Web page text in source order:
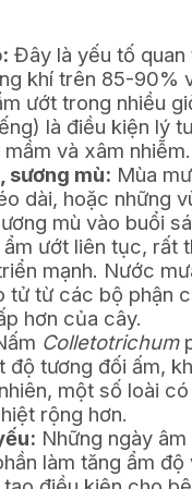
Đây là yếu tố quan
khí trên 85-90%
ướt trong nhiều
là điều kiện lý
và xâm nhiễm.
sương mù: Mùa
dài, hoặc những
mù vào buổi
ướt liên tục, rất
mạnh. Nước
tử từ các bộ phận
hơn của cây.
Colletotrichum
độ tương đối ấm,
một số loài
rộng hơn.
Những ngày âm
làm tăng ẩm độ